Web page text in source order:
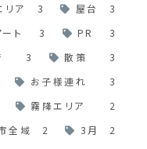
リア 3 屋台
3
ート 3 PR
3
3 散策
3
お子様連れ
3
霧降エリア
2
全域 2 3月
2